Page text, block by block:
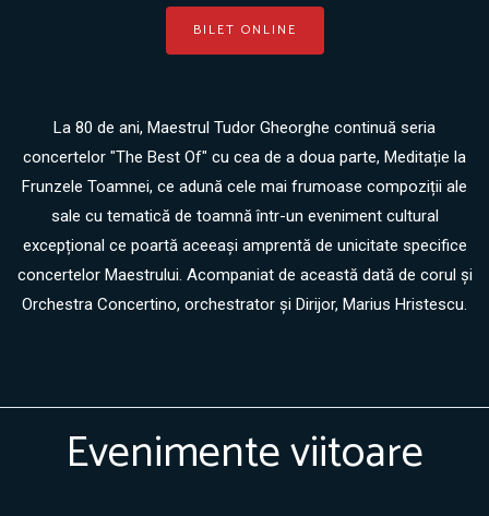
BILET ONLINE
La 80 de ani, Maestrul Tudor Gheorghe continuă seria
concertelor "The Best Of" cu cea de a doua parte, Meditație la
Frunzele Toamnei, ce adună cele mai frumoase compoziții ale
sale cu tematică de toamnă într-un eveniment cultural
excepțional ce poartă aceeași amprentă de unicitate specifice
concertelor Maestrului. Acompaniat de această dată de corul și
Orchestra Concertino, orchestrator și Dirijor, Marius Hristescu.
Evenimente viitoare